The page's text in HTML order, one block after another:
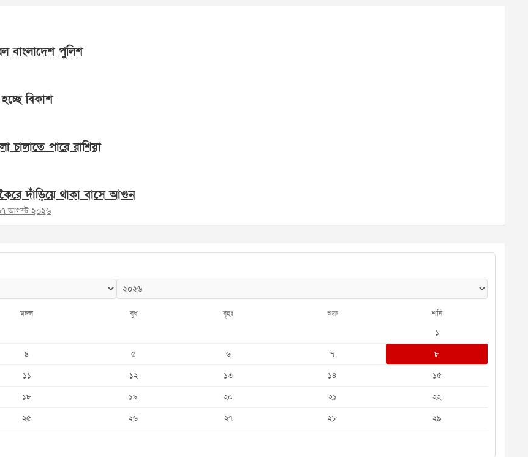
বাংলাদেশ পুলিশ
বিকাশ
চালাতে পারে রাশিয়া
দাঁড়িয়ে থাকা বাসে আগুন
আগস্ট ২০২৬
মঙ্গল বুধ বৃহঃ শুক্র শনি
১
৪ ৫ ৬ ৭
৮
১১ ১২ ১৩ ১৪
১৫
১৮ ১৯ ২০ ২১
২২
২৫ ২৬ ২৭ ২৮
২৯